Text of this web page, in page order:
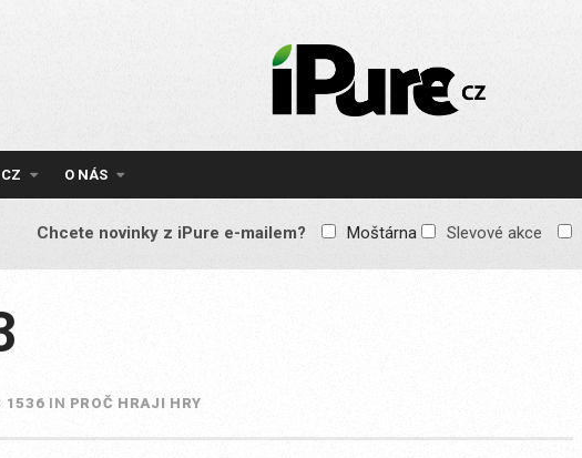
IPURE.CZ
Prémiový Apple e-
reklamy, žádné
obsah pro všechny
O NÁS
Chcete novinky z iPure e-mailem? Moštárna Slevové akce
1536 IN PROČ HRAJI HRY